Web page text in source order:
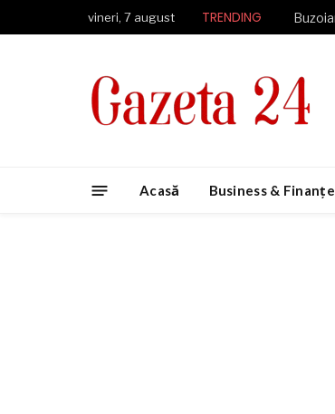
vineri, 7 august TRENDING
Acasă Business & Finanțe